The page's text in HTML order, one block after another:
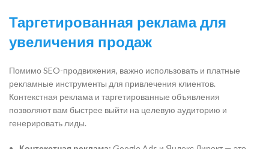
Таргетированная реклама для
увеличения продаж
Помимо SEO-продвижения, важно использовать и платные
рекламные инструменты для привлечения клиентов.
Контекстная реклама и таргетированные объявления
позволяют вам быстрее выйти на целевую аудиторию и
генерировать лиды.